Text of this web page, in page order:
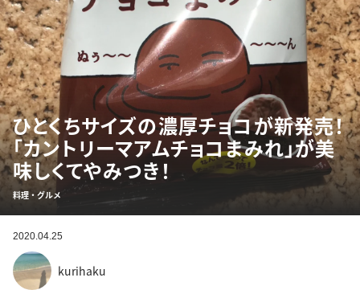
ひとくちサイズの濃厚チョコが新発売！
「カントリーマアムチョコまみれ」が美
味しくてやみつき！
料理・グルメ
2020.04.25
kurihaku